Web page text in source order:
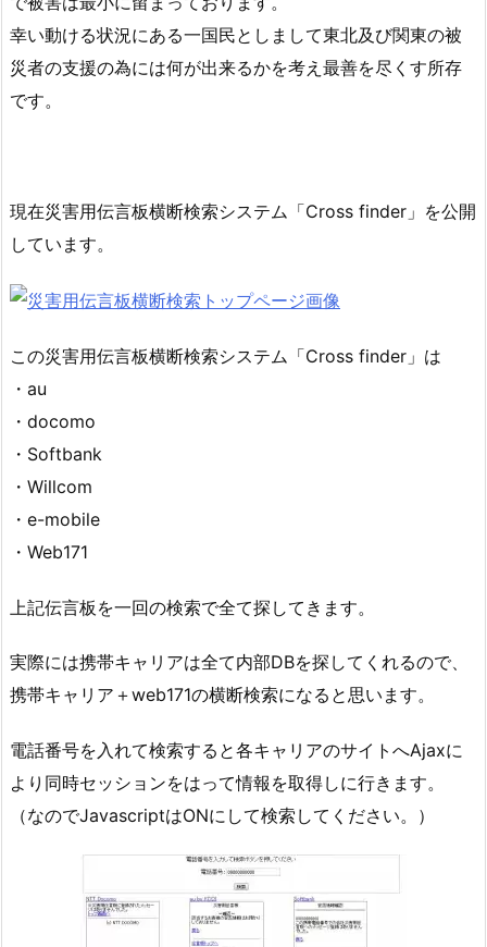
幸い動ける状況にある一国民としまして東北及び関東の被
災者の支援の為には何が出来るかを考え最善を尽くす所存
です。
現在災害用伝言板横断検索システム「Cross finder」を公開
しています。
この災害用伝言板横断検索システム「Cross finder」は
・au
・docomo
・Softbank
・Willcom
・e-mobile
・Web171
上記伝言板を一回の検索で全て探してきます。
実際には携帯キャリアは全て内部DBを探してくれるので、
携帯キャリア＋web171の横断検索になると思います。
電話番号を入れて検索すると各キャリアのサイトへAjaxに
より同時セッションをはって情報を取得しに行きます。
（なのでJavascriptはONにして検索してください。）